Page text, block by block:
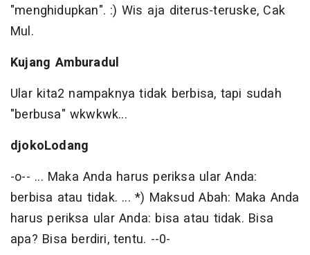
"menghidupkan". :) Wis aja diterus-teruske, Cak
Mul.
Kujang Amburadul
Ular kita2 nampaknya tidak berbisa, tapi sudah
"berbusa" wkwkwk...
djokoLodang
-o-- ... Maka Anda harus periksa ular Anda:
berbisa atau tidak. ... *) Maksud Abah: Maka Anda
harus periksa ular Anda: bisa atau tidak. Bisa
apa? Bisa berdiri, tentu. --0-